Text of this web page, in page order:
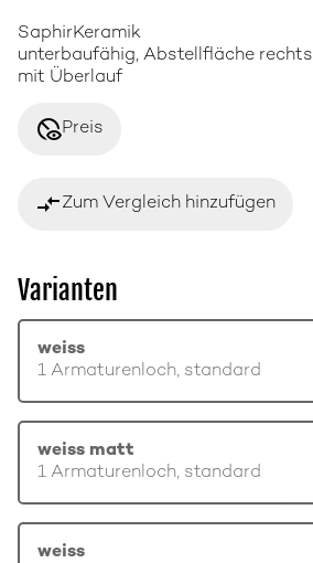
SaphirKeramik
unterbaufähig, Abstellfläche rechts
mit Überlauf
disabled_visiblePreis
compare_arrowsZum Vergleich hinzufügen
Varianten
weiss
1 Armaturenloch, standard
weiss matt
1 Armaturenloch, standard
weiss